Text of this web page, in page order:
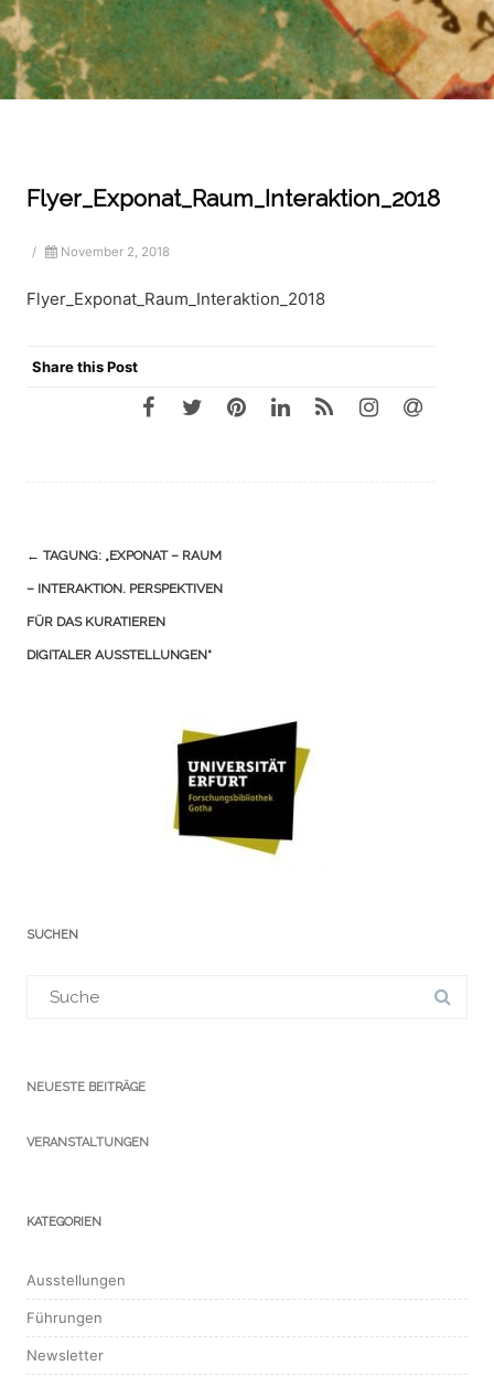
Flyer_Exponat_Raum_Interaktion_2018
/ November 2, 2018
Flyer_Exponat_Raum_Interaktion_2018
Share this Post
Navigation
(Beiträge)
← TAGUNG: „EXPONAT – RAUM
– INTERAKTION. PERSPEKTIVEN
FÜR DAS KURATIEREN
DIGITALER AUSSTELLUNGEN“
SUCHEN
für:
NEUESTE BEITRÄGE
VERANSTALTUNGEN
KATEGORIEN
Ausstellungen
Führungen
Newsletter